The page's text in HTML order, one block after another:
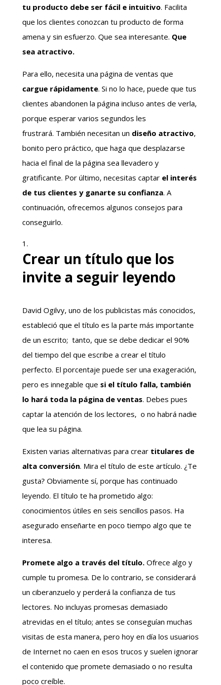
tu producto debe ser fácil e intuitivo. Facilita
que los clientes conozcan tu producto de forma
amena y sin esfuerzo. Que sea interesante. Que
sea atractivo.
Para ello, necesita una página de ventas que
cargue rápidamente. Si no lo hace, puede que tus
clientes abandonen la página incluso antes de verla,
porque esperar varios segundos les
frustrará. También necesitan un diseño atractivo,
bonito pero práctico, que haga que desplazarse
hacia el final de la página sea llevadero y
gratificante. Por último, necesitas captar el interés
de tus clientes y ganarte su confianza. A
continuación, ofrecemos algunos consejos para
conseguirlo.
Crear un título que los
invite a seguir leyendo
David Ogilvy, uno de los publicistas más conocidos,
estableció que el título es la parte más importante
de un escrito; tanto, que se debe dedicar el 90%
del tiempo del que escribe a crear el título
perfecto. El porcentaje puede ser una exageración,
pero es innegable que si el título falla, también
lo hará toda la página de ventas. Debes pues
captar la atención de los lectores, o no habrá nadie
que lea su página.
Existen varias alternativas para crear titulares de
alta conversión. Mira el título de este artículo. ¿Te
gusta? Obviamente sí, porque has continuado
leyendo. El título te ha prometido algo:
conocimientos útiles en seis sencillos pasos. Ha
asegurado enseñarte en poco tiempo algo que te
interesa.
Promete algo a través del título.Ofrece algo y
cumple tu promesa. De lo contrario, se considerará
un ciberanzuelo y perderá la confianza de tus
lectores. No incluyas promesas demasiado
atrevidas en el título; antes se conseguían muchas
visitas de esta manera, pero hoy en día los usuarios
de Internet no caen en esos trucos y suelen ignorar
el contenido que promete demasiado o no resulta
poco creíble.